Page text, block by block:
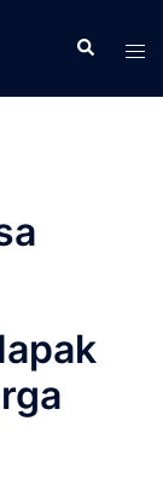
Search